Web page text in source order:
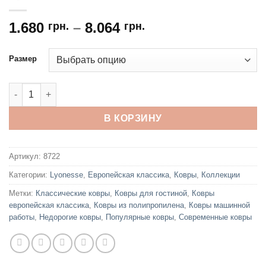
1.680 грн. – 8.064 грн.
Размер
Количество товара Lyonesse P0246 Vizon Vizon
В КОРЗИНУ
Артикул: 8722
Категории: Lyonesse Европейская классика Ковры Коллекции
Метки: Классические ковры Ковры для гостиной Ковры
европейская классика Ковры из полипропилена Ковры машинной
работы Недорогие ковры Популярные ковры Современные ковры